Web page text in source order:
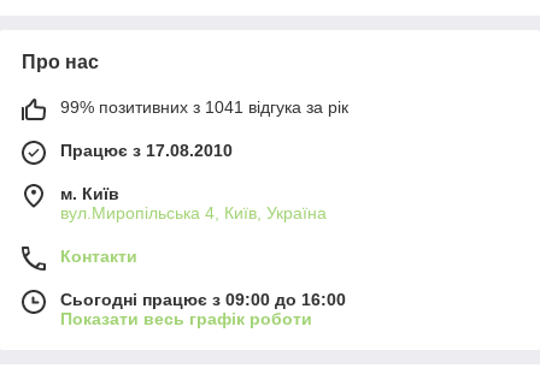
вентиляційної системи.
Для монтажу з повітропроводами Ø 100, 125 та 150
Про нас
99% позитивних з 1041 відгука за рік
Працює з 17.08.2010
м. Київ
вул.Миропільська 4, Київ, Україна
Контакти
Сьогодні працює з 09:00 до 16:00
Показати весь графік роботи